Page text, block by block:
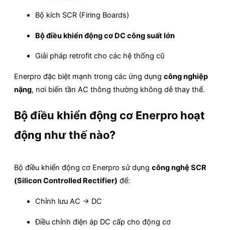
Bộ kích SCR (Firing Boards)
Bộ điều khiển động cơ DC công suất lớn
Giải pháp retrofit cho các hệ thống cũ
Enerpro đặc biệt mạnh trong các ứng dụng công nghiệp
nặng, nơi biến tần AC thông thường không dễ thay thế.
Bộ điều khiển động cơ Enerpro hoạt
động như thế nào?
Bộ điều khiển động cơ Enerpro sử dụng công nghệ SCR
(Silicon Controlled Rectifier) để:
Chỉnh lưu AC → DC
Điều chỉnh điện áp DC cấp cho động cơ